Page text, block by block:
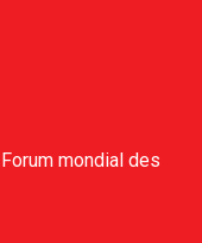
mondial des